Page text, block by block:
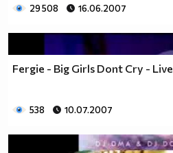
29 508 16.06.2007
Fergie - Big Girls Dont Cry - Live
538 10.07.2007